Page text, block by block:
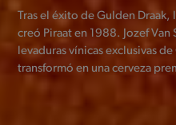
Tras el éxito de Gulden
creó Piraat en 1988. Jozef
levaduras vínicas exclusivas
transformó en una cerveza